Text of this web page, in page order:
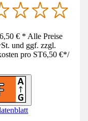
€ * Alle Preise
und ggf. zzgl.
pro ST6,50 €*/